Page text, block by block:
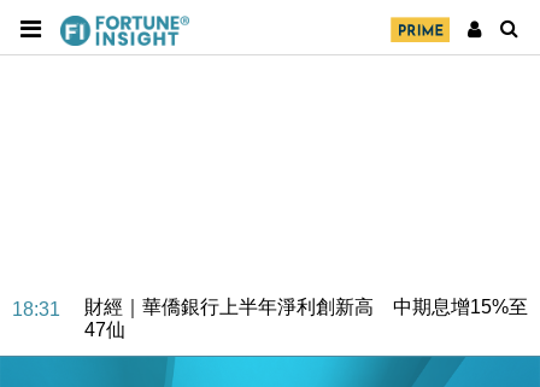
18:31
財經｜華僑銀行上半年淨利創新高 中期息增15%至
47仙
財經｜滙豐上調香港今年GDP預測至4.5% 看好貿易